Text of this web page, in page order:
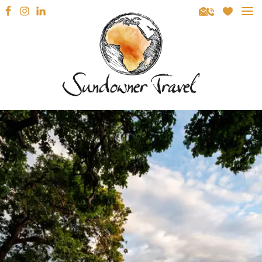
Sundowner Travel
REISEZIELE
SÜDAFRIKA
NAMIBIA
BOTSWANA
REISEARTEN
MIETWAGENRUNDREISEN
GEFÜHRTE RUNDREISEN
REISEBERATUNG
INSPIRATION